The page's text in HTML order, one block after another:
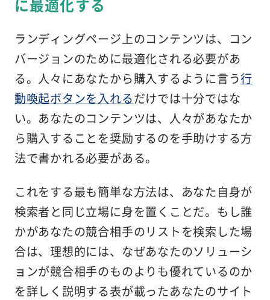
に最適化する
ランディングページ上のコンテンツは、コン
バージョンのために最適化される必要があ
る。人々にあなたから購入するように言う行
動喚起ボタンを入れるだけでは十分ではな
い。あなたのコンテンツは、人々があなたか
ら購入することを奨励するのを手助けする方
法で書かれる必要がある。
これをする最も簡単な方法は、あなた自身が
検索者と同じ立場に身を置くことだ。もし誰
かがあなたの競合相手のリストを検索した場
合は、理想的には、なぜあなたのソリューシ
ョンが競合相手のものよりも優れているのか
を詳しく説明する表が載ったあなたのサイト